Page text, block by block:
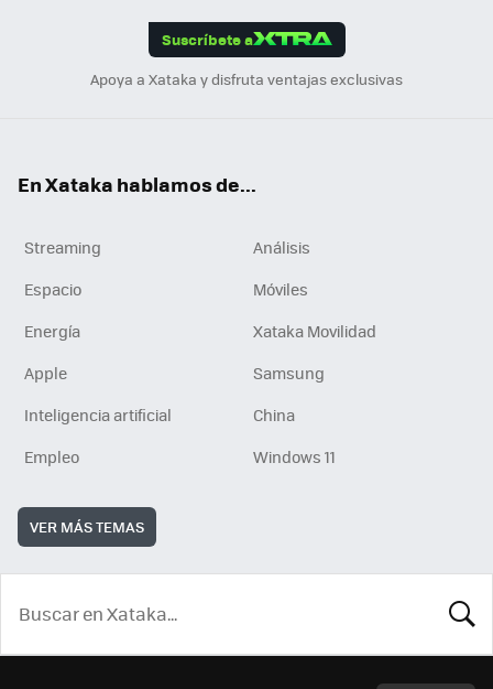
Suscríbete a
Apoya a Xataka y disfruta ventajas exclusivas
En Xataka hablamos de...
Streaming
Análisis
Espacio
Móviles
Energía
Xataka Movilidad
Apple
Samsung
Inteligencia artificial
China
Empleo
Windows 11
VER MÁS TEMAS